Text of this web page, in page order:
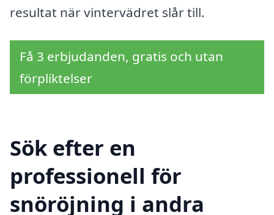
resultat när vintervädret slår till.
Få 3 erbjudanden, gratis och utan
förpliktelser
Sök efter en
professionell för
snöröjning i andra